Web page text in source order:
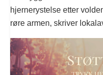
hjernerystelse etter
røre armen, skriver